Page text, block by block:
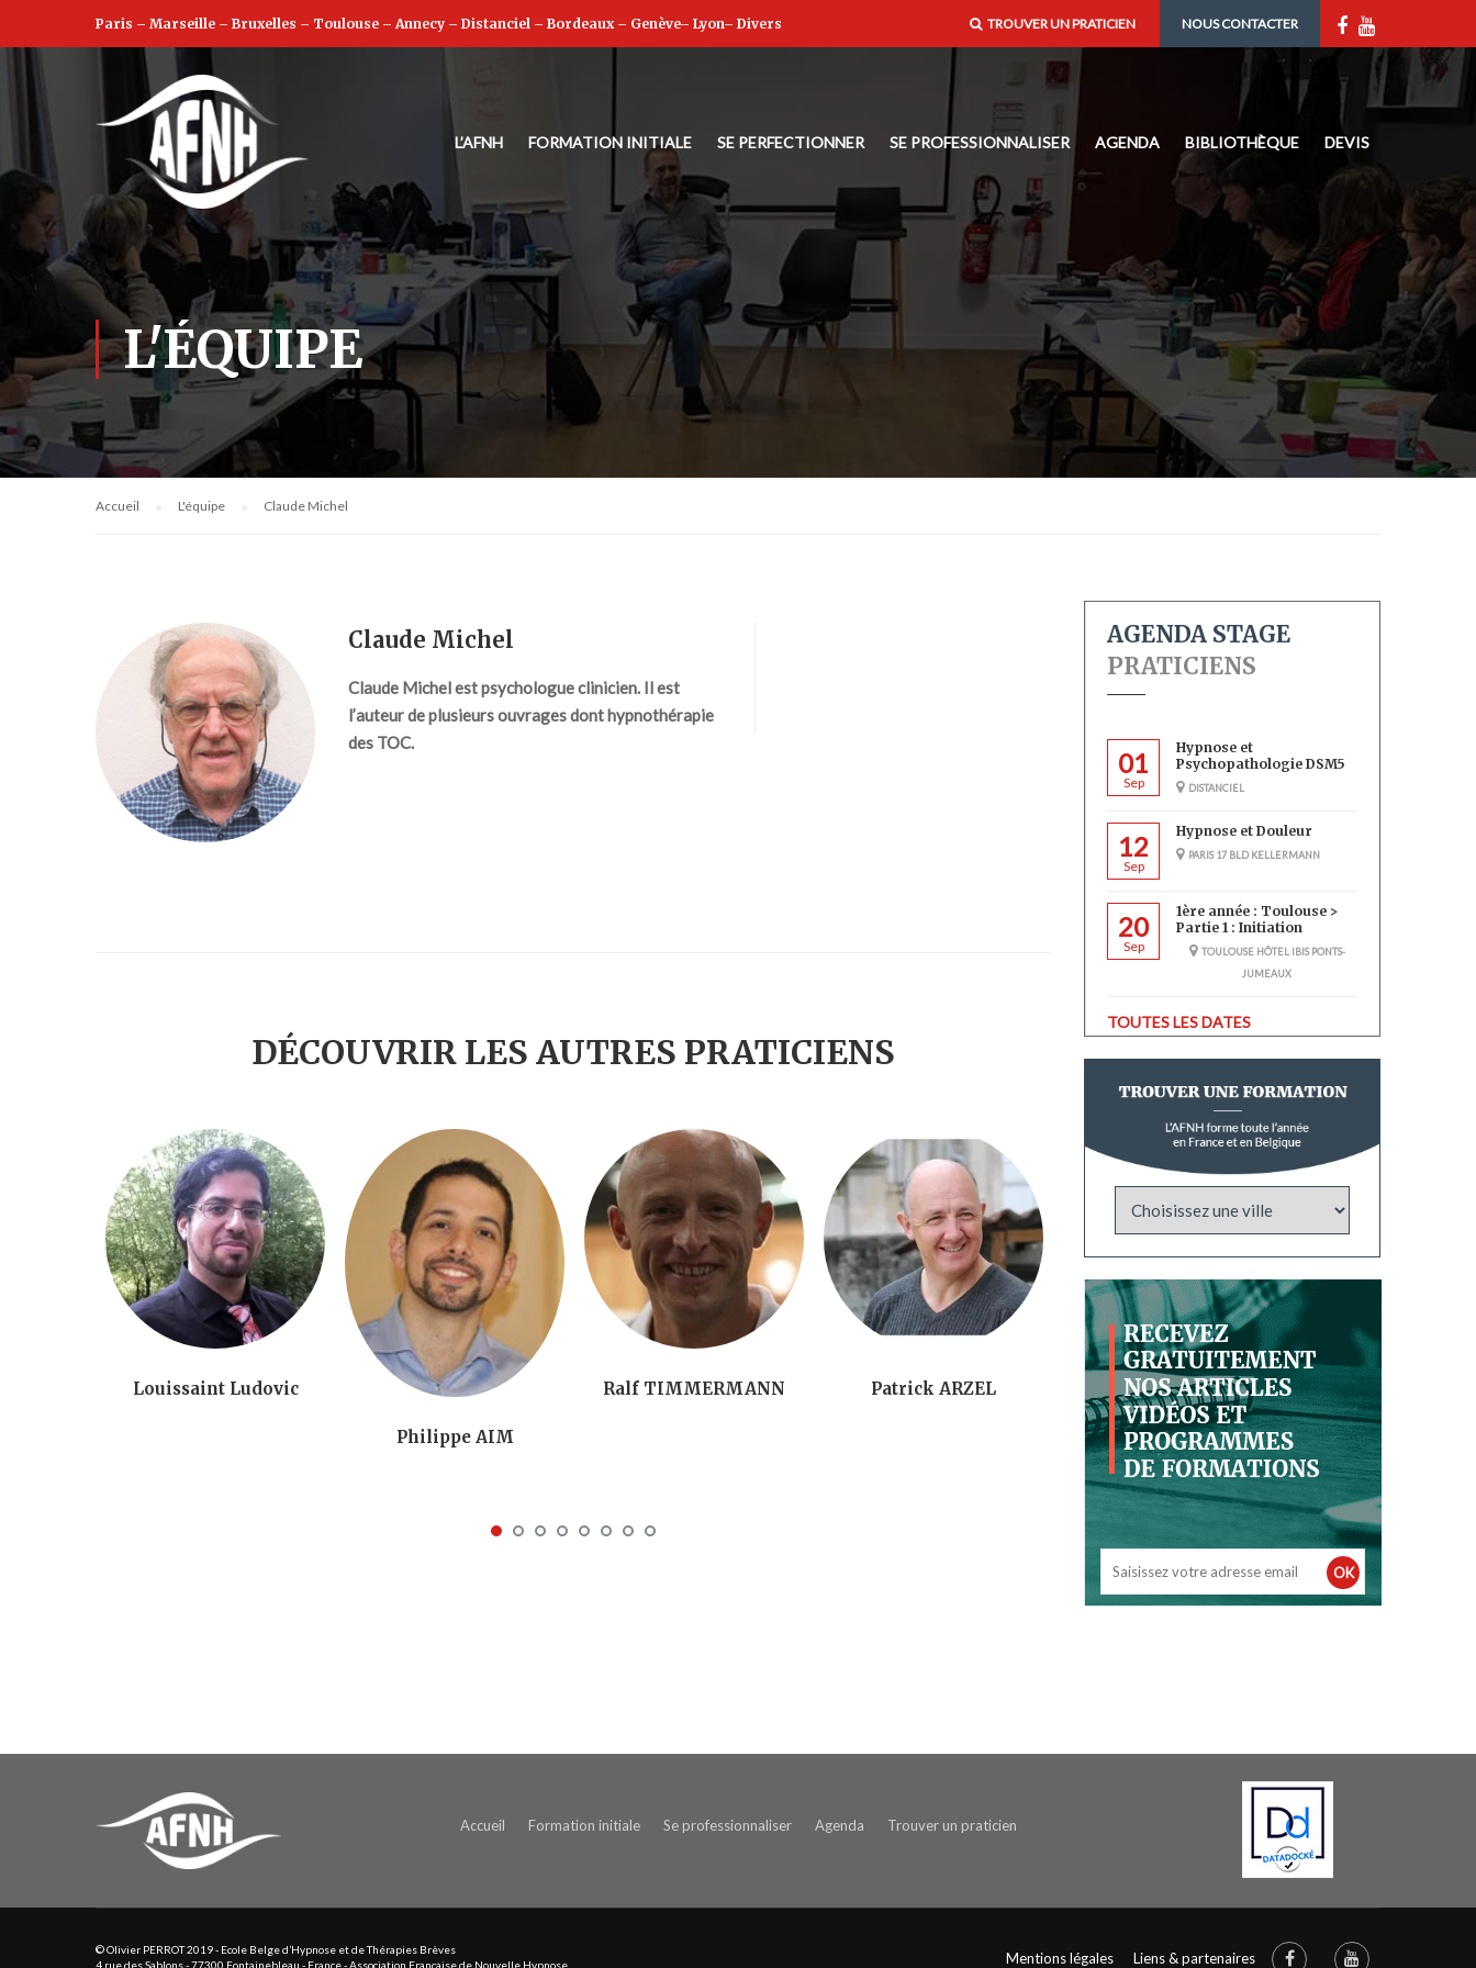
Paris – Marseille – Bruxelles – Toulouse – Annecy – Distanciel – Bordeaux– Genève– Lyon– Divers TROUVER UN PRATICIEN NOUS CONTACTER
L’AFNH FORMATION INITIALE SE PERFECTIONNER SE PROFESSIONNALISER AGENDA BIBLIOTHÈQUE DEVIS
L'ÉQUIPE
Accueil L'équipe Claude Michel
Claude Michel
Claude Michel est psychologue clinicien. Il est
l’auteur de plusieurs ouvrages dont hypnothérapie
des TOC.
DÉCOUVRIR LES AUTRES PRATICIENS
Louissaint Ludovic
Philippe AIM
Ralf TIMMERMANN Patrick ARZEL Dr Ghilain BEAUPLET Teresa
AGENDA STAGE
PRATICIENS
01
Sep
Hypnose et
Psychopathologie DSM5
DISTANCIEL
12
Sep
Hypnose et Douleur
PARIS 17 BLD KELLERMANN
20
Sep
1ère année : Toulouse >
Partie 1 : Initiation
TOULOUSE HÔTEL IBIS PONTS-
JUMEAUX
TOUTES LES DATES
OK
Accueil Formation initiale Se professionnaliser Agenda Trouver un praticien
© Olivier PERROT 2019 - Ecole Belge d’Hypnose et de Thérapies Brèves
4 rue des Sablons - 77300 Fontainebleau - France - Association Française de Nouvelle Hypnose
Mentions légales Liens & partenaires